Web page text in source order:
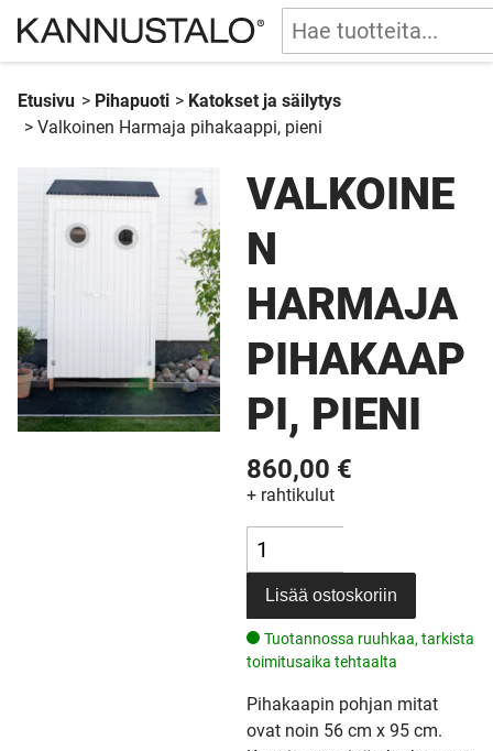
Etusivu > Pihapuoti > Katokset ja säilytys
> Valkoinen Harmaja pihakaappi, pieni
VALKOINE
N
HARMAJA
PIHAKAAP
PI, PIENI
860,00 €
+ rahtikulut
Lisää ostoskoriin
Tuotannossa ruuhkaa, tarkista
toimitusaika tehtaalta
Pihakaapin pohjan mitat
ovat noin 56 cm x 95 cm.